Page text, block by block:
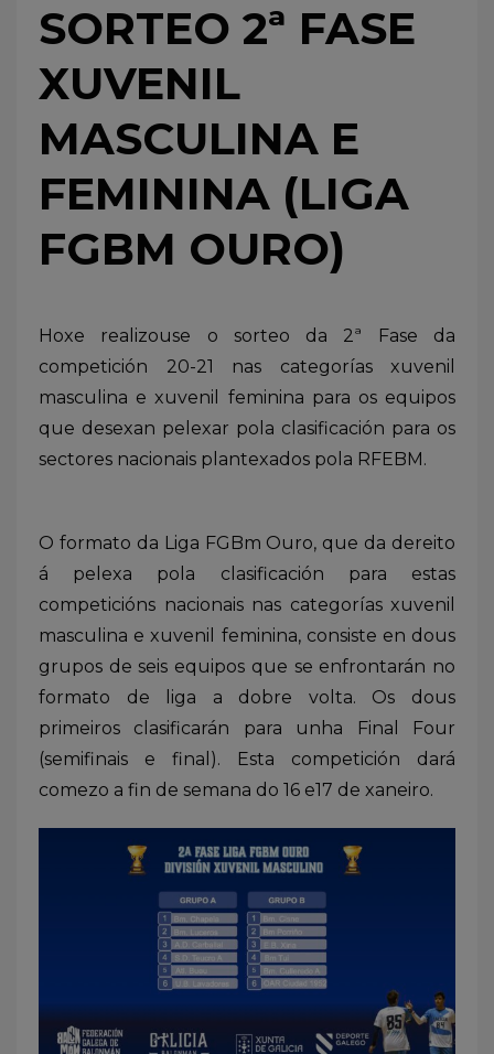
SORTEO 2ª FASE
XUVENIL
MASCULINA E
FEMININA (LIGA
FGBM OURO)
Hoxe realizouse o sorteo da 2ª Fase da
competición 20-21 nas categorías xuvenil
masculina e xuvenil feminina para os equipos
que desexan pelexar pola clasificación para os
sectores nacionais plantexados pola RFEBM.
O formato da Liga FGBm Ouro, que da dereito
á pelexa pola clasificación para estas
competicións nacionais nas categorías xuvenil
masculina e xuvenil feminina, consiste en dous
grupos de seis equipos que se enfrontarán no
formato de liga a dobre volta. Os dous
primeiros clasificarán para unha Final Four
(semifinais e final). Esta competición dará
comezo a fin de semana do 16 e17 de xaneiro.